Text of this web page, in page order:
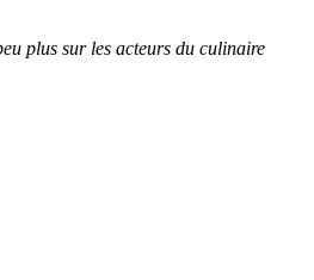
plus sur les acteurs du culinaire